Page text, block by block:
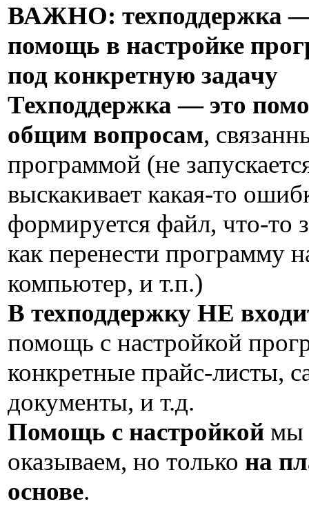
ВАЖНО: техподдержка —
помощь в настройке
под конкретную задачу
Техподдержка — это
общим вопросам,
программой (не
выскакивает какая-то
формируется файл, что-то
как перенести программу
компьютер, и т.п.)
В техподдержку НЕ
помощь с настройкой
конкретные прайс-листы,
документы, и т.д.
Помощь с настройкой мы
оказываем, но только на
основе.